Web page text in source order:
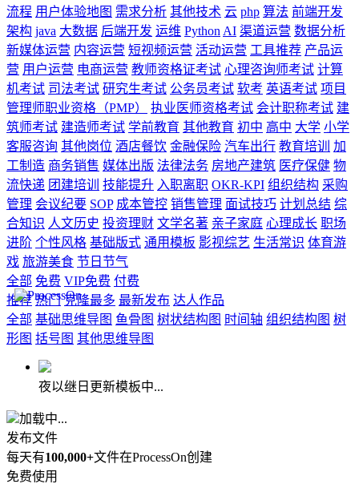
流程 用户体验地图 需求分析 其他技术 云 php 算法 前端开发
架构 java 大数据 后端开发 运维 Python AI 渠道运营 数据分析
新媒体运营 内容运营 短视频运营 活动运营 工具推荐 产品运
营 用户运营 电商运营 教师资格证考试 心理咨询师考试 计算
机考试 司法考试 研究生考试 公务员考试 软考 英语考试 项目
管理师职业资格（PMP）
执业医师资格考试 会计职称考试 建
筑师考试 建造师考试 学前教育 其他教育 初中 高中 大学 小学
客服咨询 其他岗位 酒店餐饮 金融保险 汽车出行 教育培训
加
工制造 商务销售 媒体出版 法律法务 房地产建筑 医疗保健 物
流快递 团建培训 技能提升 入职离职 OKR-KPI 组织结构 采购
管理 会议纪要 SOP 成本管控 销售管理 面试技巧 计划总结 综
合知识 人文历史 投资理财 文学名著 亲子家庭 心理成长 职场
进阶 个性风格 基础版式 通用模板 影视综艺 生活常识 体育游
戏 旅游美食 节日节气
全部 免费 VIP免费 付费
推荐 热门 克隆最多 最新发布 达人作品
全部 基础思维导图 鱼骨图 树状结构图 时间轴 组织结构图 树
形图 括号图 其他思维导图
夜以继日更新模板中...
加载中...
发布文件
每天有100,000+文件在ProcessOn创建
免费使用